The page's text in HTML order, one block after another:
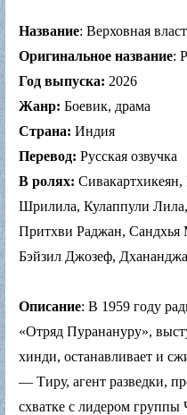
Название: Верховная
Оригинальное название:
Год выпуска: 2026
Жанр: Боевик, драма
Страна: Индия
Перевод: Русская озвучка
В ролях:
Шрилила, Кулаппули
Притхви Раджан, Сандхья
Бэйзил Джозеф,
Описание: В 1959 году
«Отряд Пуранануру»,
хинди, останавливает и
— Тиру, агент разведки,
схватке с лидером группы